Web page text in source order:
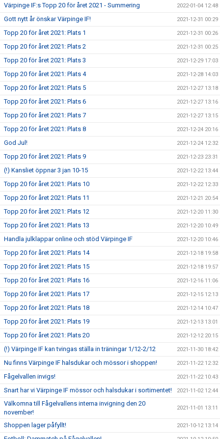
Värpinge IF:s Topp 20 för året 2021 - Summering 2022-01-04 12:48
Gott nytt år önskar Värpinge IF! 2021-12-31 00:29
Topp 20 för året 2021: Plats 1 2021-12-31 00:26
Topp 20 för året 2021: Plats 2 2021-12-31 00:25
Topp 20 för året 2021: Plats 3 2021-12-29 17:03
Topp 20 för året 2021: Plats 4 2021-12-28 14:03
Topp 20 för året 2021: Plats 5 2021-12-27 13:18
Topp 20 för året 2021: Plats 6 2021-12-27 13:16
Topp 20 för året 2021: Plats 7 2021-12-27 13:15
Topp 20 för året 2021: Plats 8 2021-12-24 20:16
God Jul! 2021-12-24 12:32
Topp 20 för året 2021: Plats 9 2021-12-23 23:31
(!) Kansliet öppnar 3 jan 10-15 2021-12-22 13:44
Topp 20 för året 2021: Plats 10 2021-12-22 12:33
Topp 20 för året 2021: Plats 11 2021-12-21 20:54
Topp 20 för året 2021: Plats 12 2021-12-20 11:30
Topp 20 för året 2021: Plats 13 2021-12-20 10:49
Handla julklappar online och stöd Värpinge IF 2021-12-20 10:46
Topp 20 för året 2021: Plats 14 2021-12-18 19:58
Topp 20 för året 2021: Plats 15 2021-12-18 19:57
Topp 20 för året 2021: Plats 16 2021-12-16 11:06
Topp 20 för året 2021: Plats 17 2021-12-15 12:13
Topp 20 för året 2021: Plats 18 2021-12-14 10:47
Topp 20 för året 2021: Plats 19 2021-12-13 13:01
Topp 20 för året 2021: Plats 20 2021-12-12 20:15
(!) Värpinge IF kan tvingas ställa in träningar 1/12-2/12 2021-11-30 18:42
Nu finns Värpinge IF halsdukar och mössor i shoppen! 2021-11-22 12:32
Fågelvallen invigs! 2021-11-22 10:43
Snart har vi Värpinge IF mössor och halsdukar i sortimentet! 2021-11-02 12:44
Välkomna till Fågelvallens interna invigning den 20
november!
2021-11-01 13:11
Shoppen lager påfyllt! 2021-10-12 13:14